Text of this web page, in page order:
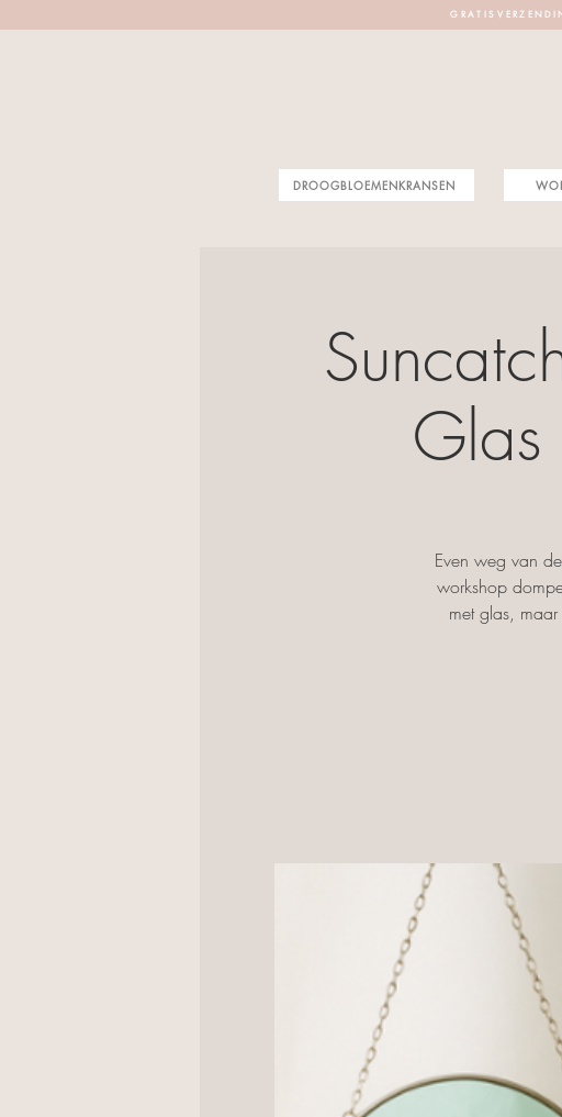
G R A T I S V E R Z E N D
DROOGBLOEMENKRANSEN
Even weg van
workshop
met glas,